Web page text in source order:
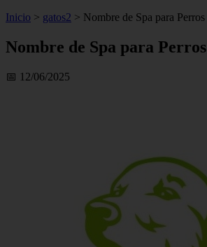
Inicio > gatos2 > Nombre de Spa para Perros
Nombre de Spa para Perros
📅 12/06/2025